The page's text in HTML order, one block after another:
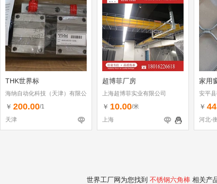
THK世界标
海纳自动化科技（天津）有限公
司
￥ 200.00/1
天津
超博菲厂房
上海超博菲实业有限公司
￥ 10.00/米
上海
家用
安平
￥
河北-
世界工厂网为您找到 不锈钢六角棒 相关产